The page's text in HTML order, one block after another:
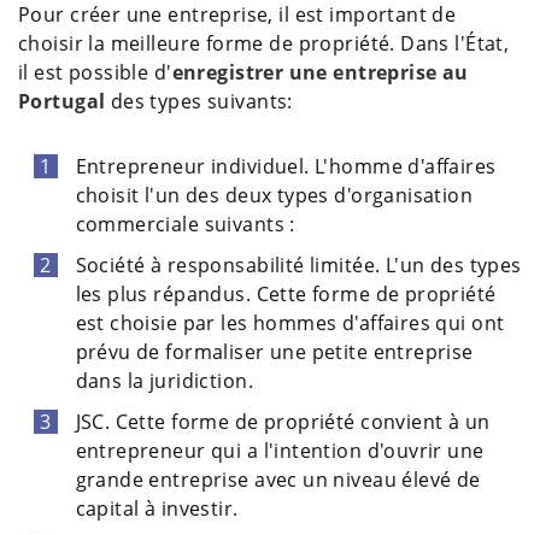
Pour créer une entreprise, il est important de
choisir la meilleure forme de propriété. Dans l'État,
il est possible d'enregistrer une entreprise au
Portugal des types suivants:
Entrepreneur individuel. L'homme d'affaires
choisit l'un des deux types d'organisation
commerciale suivants :
Société à responsabilité limitée. L'un des types
les plus répandus. Cette forme de propriété
est choisie par les hommes d'affaires qui ont
prévu de formaliser une petite entreprise
dans la juridiction.
JSC. Cette forme de propriété convient à un
entrepreneur qui a l'intention d'ouvrir une
grande entreprise avec un niveau élevé de
capital à investir.